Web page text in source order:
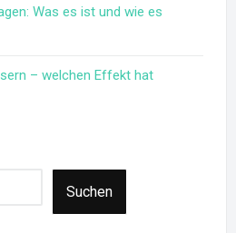
Was es ist und wie es
– welchen Effekt hat
Suchen